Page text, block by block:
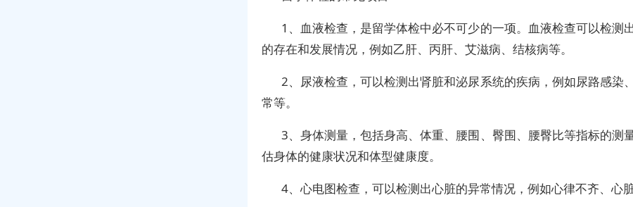
1、血液检查，是留学体检中必不可少的一项。血液检查可以检测
的存在和发展情况，例如乙肝、丙肝、艾滋病、结核病等。
2、尿液检查，可以检测出肾脏和泌尿系统的疾病，例如尿路感染
常等。
3、身体测量，包括身高、体重、腰围、臀围、腰臀比等指标的测
估身体的健康状况和体型健康度。
4、心电图检查，可以检测出心脏的异常情况，例如心律不齐、心脏